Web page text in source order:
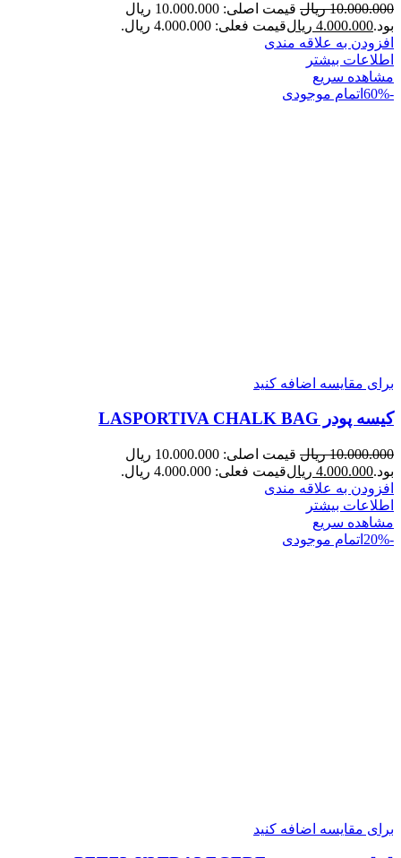
10.000.000 ریال
قیمت اصلی: 10.000.000 ریال
بود.4.000.000 ریالقیمت فعلی: 4.000.000 ریال.
افزودن به علاقه مندی
اطلاعات بیشتر
مشاهده سریع
-60%
اتمام موجودی
برای مقایسه اضافه کنید
کیسه پودر LASPORTIVA CHALK BAG
10.000.000 ریال
قیمت اصلی: 10.000.000 ریال
بود.4.000.000 ریالقیمت فعلی: 4.000.000 ریال.
افزودن به علاقه مندی
اطلاعات بیشتر
مشاهده سریع
-20%
اتمام موجودی
برای مقایسه اضافه کنید